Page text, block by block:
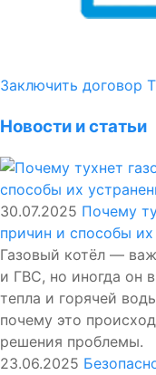
Заключить договор
Новости и статьи
30.07.2025 Почему
причин и способы их
Газовый котёл —
и ГВС, но иногда он
тепла и горячей
почему это
решения проблемы.
23.06.2025